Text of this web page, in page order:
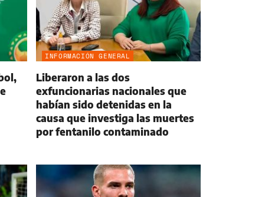
INFORMACIÓN GENERAL
Liberaron a las dos
exfuncionarias nacionales que
habían sido detenidas en la
causa que investiga las muertes
por fentanilo contaminado